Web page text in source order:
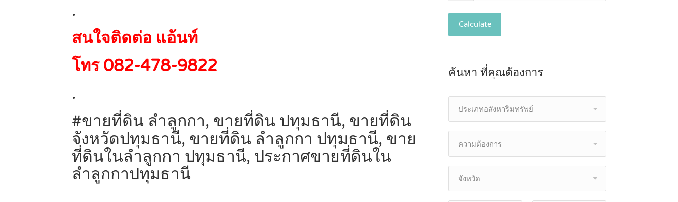
.
สนใจติดต่อ แอ้นท์
โทร 082-478-9822
.
#ขายที่ดิน ลำลูกกา, ขายที่ดิน ปทุมธานี, ขายที่ดิน
จังหวัดปทุมธานี, ขายที่ดิน ลำลูกกา ปทุมธานี, ขาย
ที่ดินในลำลูกกา ปทุมธานี, ประกาศขายที่ดินใน
ลำลูกกาปทุมธานี
Calculate
ค้นหา ที่คุณต้องการ
ประเภทอสังหาริมทรัพย์
ความต้องการ
จังหวัด